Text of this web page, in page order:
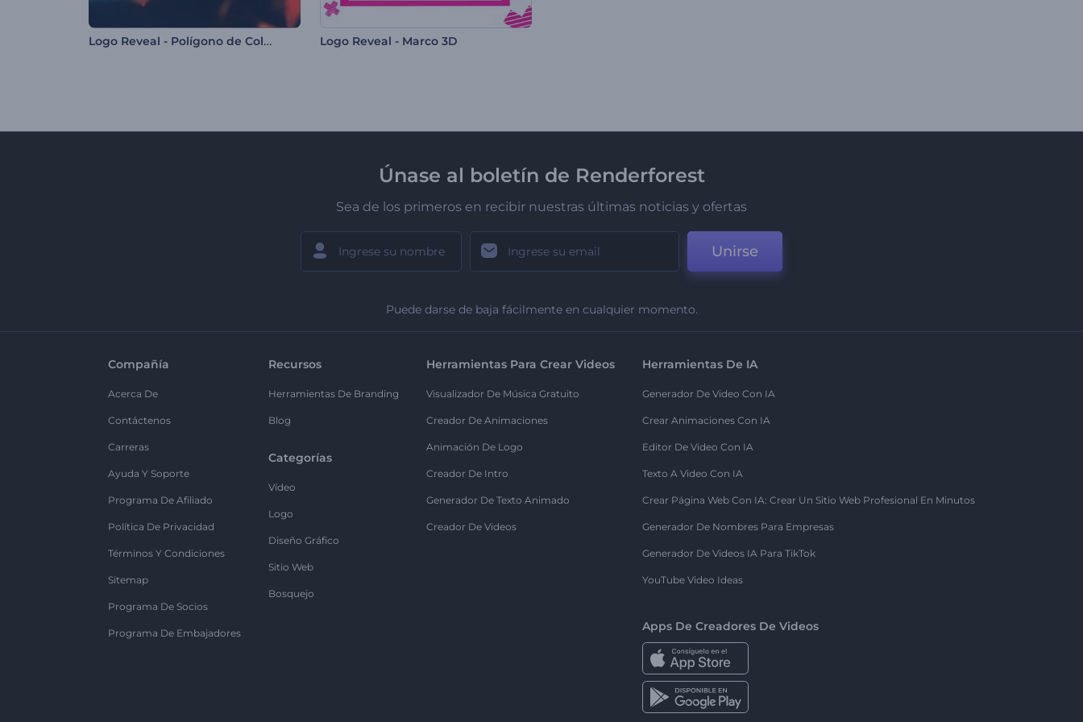
Logo Reveal - Polígono de Colores Logo Reveal - Marco 3D
Únase al boletín de Renderforest
Sea de los primeros en recibir nuestras últimas noticias y ofertas
Unirse
Puede darse de baja fácilmente en cualquier momento.
Compañía
Acerca De
Contáctenos
Carreras
Ayuda Y Soporte
Programa De Afiliado
Política De Privacidad
Términos Y Condiciones
Sitemap
Programa De Socios
Programa De Embajadores
Recursos
Herramientas De Branding
Blog
Categorías
Vídeo
Logo
Diseño Gráfico
Sitio Web
Bosquejo
Herramientas Para Crear Videos
Visualizador De Música Gratuito
Creador De Animaciones
Animación De Logo
Creador De Intro
Generador De Texto Animado
Creador De Videos
Herramientas De IA
Generador De Video Con IA
Crear Animaciones Con IA
Editor De Video Con IA
Texto A Video Con IA
Crear Página Web Con IA: Crear Un Sitio Web Profesional En Minutos
Generador De Nombres Para Empresas
Generador De Videos IA Para TikTok
YouTube Video Ideas
Apps De Creadores De Videos